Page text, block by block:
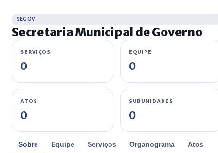
SEGOV
Secretaria Municipal de Governo
SERVIÇOS
0
EQUIPE
0
ATOS
0
SUBUNIDADES
0
Sobre Equipe Serviços Organograma Atos